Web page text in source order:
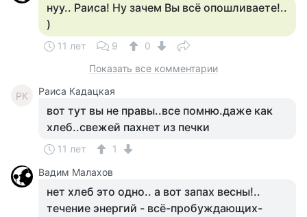
нуу.. Раиса! Ну зачем Вы всё опошливаете!..
)
11 лет 9
0
Показать все комментарии
РК Раиса Кадацкая
вот тут вы не правы..все помню.даже как
хлеб..свежей пахнет из печки
11 лет
1
Вадим Малахов
нет хлеб это одно.. а вот запах весны!..
течение энергий - всё-пробуждающих-